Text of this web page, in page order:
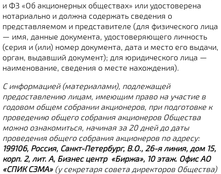
и ФЗ «Об акционерных обществах» или удостоверена
нотариально и должна содержать сведения о
представляемом и представителе (для физического лица
— имя, данные документа, удостоверяющего личность
(серия и (или) номер документа, дата и место его выдачи,
орган, выдавший документ); для юридического лица —
наименование, сведения о месте нахождения).
С информацией (материалами), подлежащей
предоставлению лицам, имеющим право на участие в
годовом общем собрании акционеров, при подготовке к
проведению общего собрания акционеров Общества
можно ознакомиться, начиная за 20 дней до даты
проведения общего собрания акционеров по адресу:
199106, Россия, Санкт-Петербург, В.О., 26-я линия, дом 15,
корп. 2, лит. А, Бизнес центр «Биржа», 10 этаж. Офис АО
«СПИК СЗМА» (у секретаря совета директоров Общества)